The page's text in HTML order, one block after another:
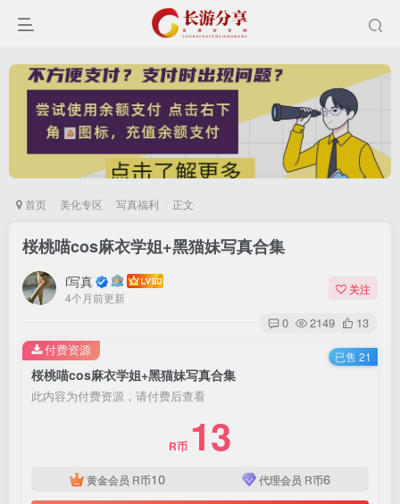
首页 美化专区 写真福利 正文
桜桃喵cos麻衣学姐+黑猫妹写真合集
i写真
4个月前更新
关注
0 2149 13
桜桃喵cos麻衣学姐+黑猫妹写真合集
此内容为付费资源，请付费后查看
R币 13
黄金会员 R币10 代理会员 R币6
付费资源 已售 21
登录
用户名或邮箱
找回密码